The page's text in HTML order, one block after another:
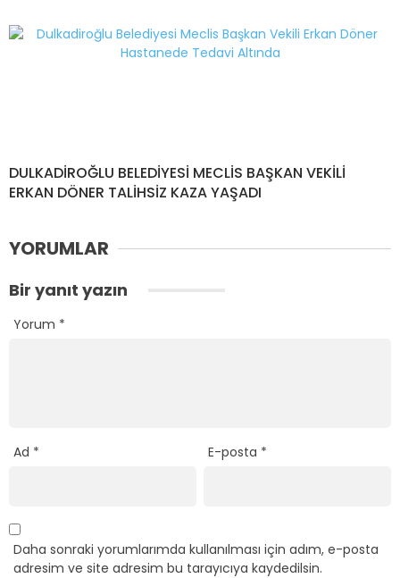
DULKADİROĞLU BELEDİYESİ MECLİS BAŞKAN VEKİLİ
ERKAN DÖNER TALİHSİZ KAZA YAŞADI
YORUMLAR
Bir yanıt yazın
Yorum *
Ad * E-posta *
Daha sonraki yorumlarımda kullanılması için adım, e-posta
adresim ve site adresim bu tarayıcıya kaydedilsin.